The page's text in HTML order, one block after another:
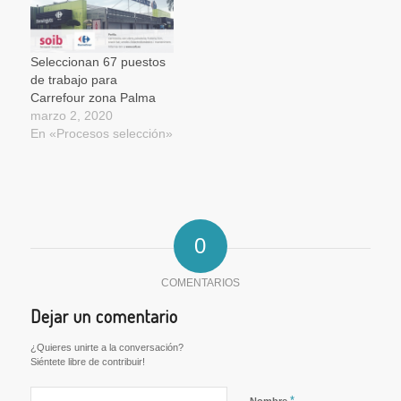
Seleccionan 67 puestos
de trabajo para
Carrefour zona Palma
marzo 2, 2020
En «Procesos selección»
0
COMENTARIOS
Dejar un comentario
¿Quieres unirte a la conversación?
Siéntete libre de contribuir!